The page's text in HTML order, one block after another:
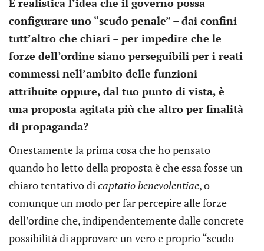
È realistica l’idea che il governo possa
configurare uno “scudo penale” – dai confini
tutt’altro che chiari – per impedire che le
forze dell’ordine siano perseguibili per i reati
commessi nell’ambito delle funzioni
attribuite oppure, dal tuo punto di vista, è
una proposta agitata più che altro per finalità
di propaganda?
Onestamente la prima cosa che ho pensato
quando ho letto della proposta è che essa fosse un
chiaro tentativo dicaptatio benevolentiae, o
comunque un modo per far percepire alle forze
dell’ordine che, indipendentemente dalle concrete
possibilità di approvare un vero e proprio “scudo